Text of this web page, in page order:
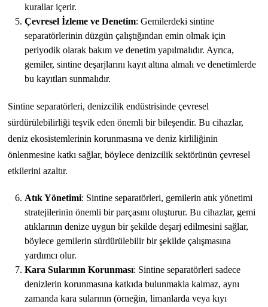
kurallar içerir.
Çevresel İzleme ve Denetim: Gemilerdeki sintine
separatörlerinin düzgün çalıştığından emin olmak için
periyodik olarak bakım ve denetim yapılmalıdır. Ayrıca,
gemiler, sintine deşarjlarını kayıt altına almalı ve denetimlerde
bu kayıtları sunmalıdır.
Sintine separatörleri, denizcilik endüstrisinde çevresel
sürdürülebilirliği teşvik eden önemli bir bileşendir. Bu cihazlar,
deniz ekosistemlerinin korunmasına ve deniz kirliliğinin
önlenmesine katkı sağlar, böylece denizcilik sektörünün çevresel
etkilerini azaltır.
Atık Yönetimi: Sintine separatörleri, gemilerin atık yönetimi
stratejilerinin önemli bir parçasını oluşturur. Bu cihazlar, gemi
atıklarının denize uygun bir şekilde deşarj edilmesini sağlar,
böylece gemilerin sürdürülebilir bir şekilde çalışmasına
yardımcı olur.
Kara Sularının Korunması: Sintine separatörleri sadece
denizlerin korunmasına katkıda bulunmakla kalmaz, aynı
zamanda kara sularının (örneğin, limanlarda veya kıyı